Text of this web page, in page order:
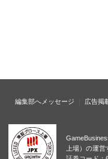
編集部へメッセージ 広告掲
上場）の運